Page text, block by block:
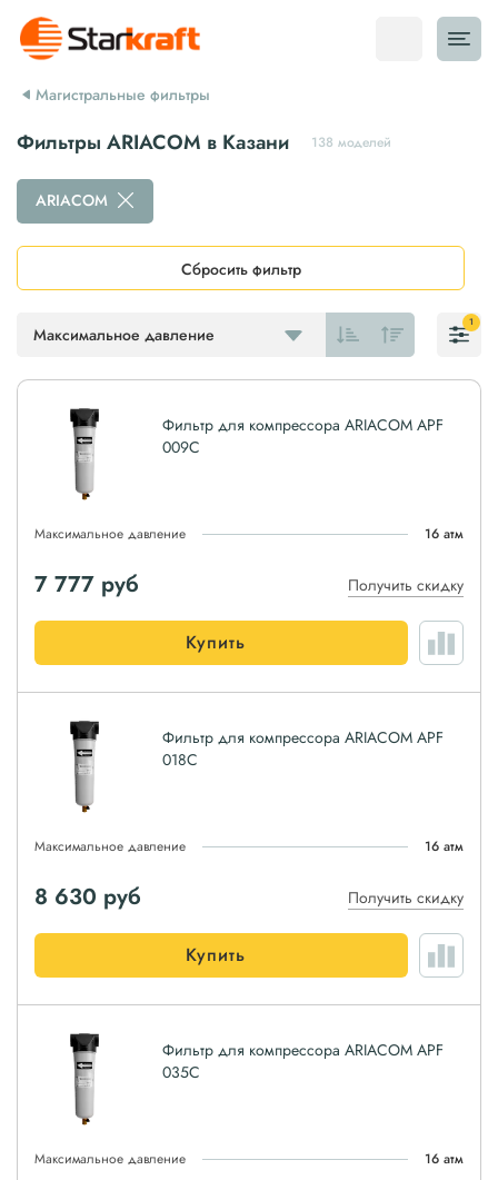
Магистральные фильтры
Фильтры ARIACOM в Казани 138 моделей
Максимальное давление
ARIACOM
Сбросить фильтр
1
Фильтр для компрессора ARIACOM APF
009C
Максимальное давление 16 атм
7 777 руб Получить скидку
Купить
Фильтр для компрессора ARIACOM APF
018C
Максимальное давление 16 атм
8 630 руб Получить скидку
Купить
Фильтр для компрессора ARIACOM APF
035C
Максимальное давление 16 атм